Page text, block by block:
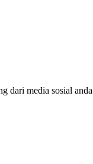
dari media sosial anda